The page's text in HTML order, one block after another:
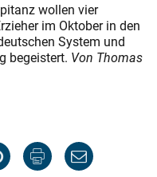
wollen vier
im Oktober in den
System und
begeistert. Von Thomas